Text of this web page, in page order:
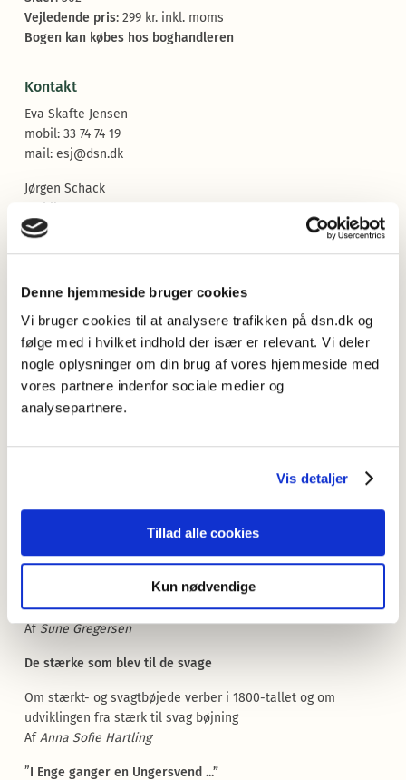
Denne hjemmeside bruger cookies
Vi bruger cookies til at analysere trafikken på dsn.dk og
følge med i hvilket indhold der især er relevant. Vi deler
nogle oplysninger om din brug af vores hjemmeside med
vores partnere indenfor sociale medier og
analysepartnere.
Vis detaljer
Tillad alle cookies
Kun nødvendige
Vejledende pris: 299 kr. inkl. moms
Bogen kan købes hos boghandleren
Kontakt
Eva Skafte Jensen
mobil: 33 74 74 19
mail: esj@dsn.dk
Jørgen Schack
mobil: 33 74 74 21
mail:
Kirsten Lindø Dolberg-Møller
mobil: 33 74 74 17
mail: kld@dsn.dk
Indhold
”Mange grublende Dage ere gaaede forud”
Rapport fra et forskningsprojekt
Lars-Olof Delsing & David Petersson
Omgidefra middelalderen til moderne dansk
AfSune Gregersen
De stærke som blev til de svage
Om stærkt- og svagtbøjede verber i 1800-tallet og om
udviklingen fra stærk til svag bøjning
AfAnna Sofie Hartling
”I Enge ganger en Ungersvend ...”